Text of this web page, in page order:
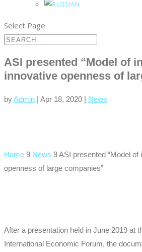
Select Page
ASI presented “Model of
innovative openness of
byAdmin | Apr 18, 2020 | News
Home 9 News 9ASI presented “Model
openness of large companies”
After a presentation held in June 2019 at
International Economic Forum, the